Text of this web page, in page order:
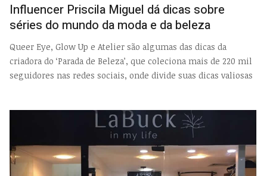
Influencer Priscila Miguel dá dicas sobre
séries do mundo da moda e da beleza
Queer Eye, Glow Up e Atelier são algumas das dicas da
criadora do ‘Parada de Beleza’, que coleciona mais de 220 mil
seguidores nas redes sociais, onde divide suas dicas valiosas